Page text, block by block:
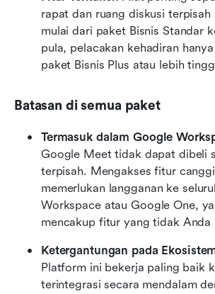
rapat dan ruang diskusi terpisah
mulai dari paket Bisnis Standar
pula, pelacakan kehadiran
paket Bisnis Plus atau lebih
Batasan di semua paket
Termasuk dalam Google
Google Meet tidak dapat dibeli
terpisah. Mengakses fitur
memerlukan langganan ke
Workspace atau Google One,
mencakup fitur yang tidak Anda
Ketergantungan pada
Platform ini bekerja paling baik
terintegrasi secara mendalam